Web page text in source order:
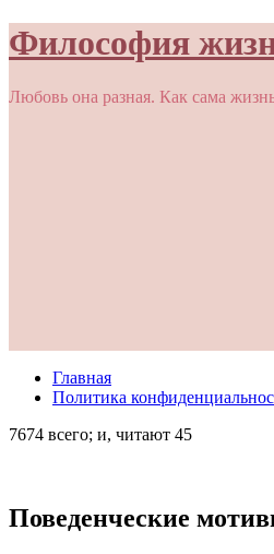
Философия
Любовь она разная. Как сама
Главная
Политика
7674 всего; и, читают 45
Поведенческие